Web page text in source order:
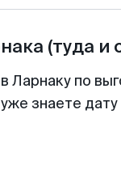
(туда и
Ларнаку по
знаете